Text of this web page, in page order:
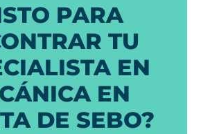
PARA
TU
EN
EN
DE SEBO?